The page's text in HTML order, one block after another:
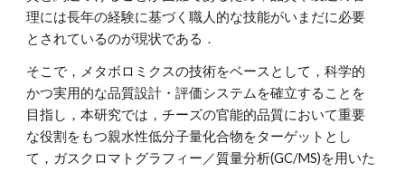
理には長年の経験に基づく職人的な技能がいまだに必要
とされているのが現状である．
そこで，メタボロミクスの技術をベースとして，科学的
かつ実用的な品質設計・評価システムを確立することを
目指し，本研究では，チーズの官能的品質において重要
な役割をもつ親水性低分子量化合物をターゲットとし
て，ガスクロマトグラフィー／質量分析(GC/MS)を用いた